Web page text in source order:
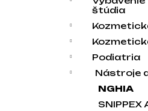
štúdia
Podiatria
Nástroje
NGHIA
SNIPPEX